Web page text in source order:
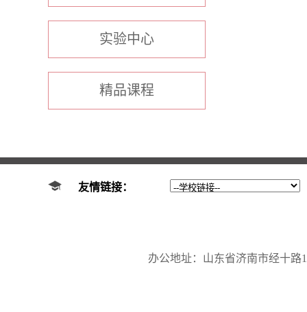
实验中心
精品课程
友情链接：
办公地址：山东省济南市经十路